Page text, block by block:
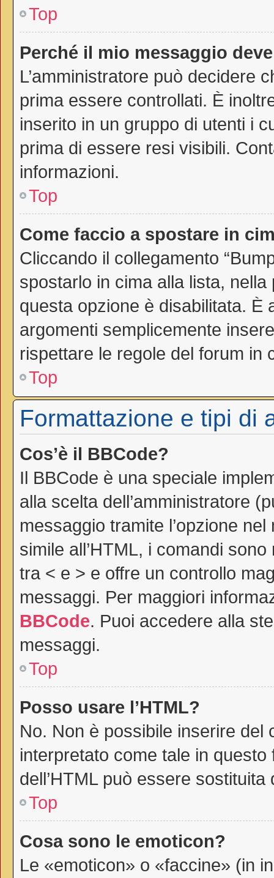
Top
Perché il mio messaggio
L’amministratore può decidere
prima essere controllati. È
inserito in un gruppo di utenti i
prima di essere resi visibili.
informazioni.
Top
Come faccio a spostare in
Cliccando il collegamento
spostarlo in cima alla lista,
questa opzione è disabilitata. È
argomenti semplicemente
rispettare le regole del forum in
Top
Formattazione e tipi di
Cos’è il BBCode?
Il BBCode è una speciale
alla scelta dell’amministratore
messaggio tramite l’opzione
simile all’HTML, i comandi
tra < e > e offre un controllo
messaggi. Per maggiori
BBCode. Puoi accedere alla
messaggi.
Top
Posso usare l’HTML?
No. Non è possibile inserire
interpretato come tale in
dell’HTML può essere sostituita
Top
Cosa sono le emoticon?
Le «emoticon» o «faccine» (in